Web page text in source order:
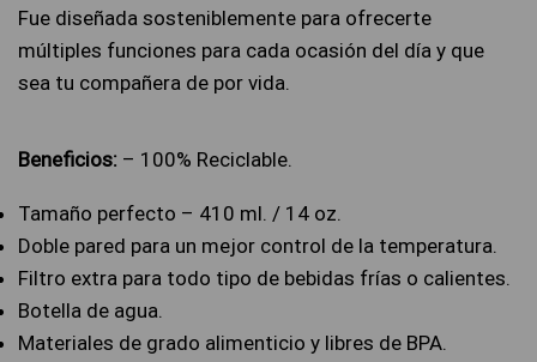
Fue diseñada sosteniblemente para ofrecerte
múltiples funciones para cada ocasión del día y que
sea tu compañera de por vida.
Beneficios: – 100% Reciclable.
Tamaño perfecto – 410 ml. / 14 oz.
Doble pared para un mejor control de la temperatura.
Filtro extra para todo tipo de bebidas frías o calientes.
Botella de agua.
Materiales de grado alimenticio y libres de BPA.